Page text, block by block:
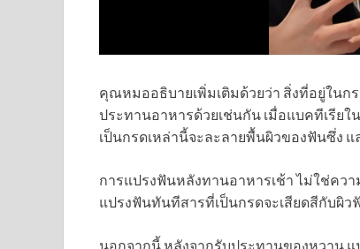
คุณหมออธิบายเพิ่มเติมด้วยว่า สิ่งที่อยู่ในก
ประทานอาหารด้วยเช่นกัน เมื่อแบคทีเรีย
เป็นกรดเหล่านี้จะละลายพื้นผิวของฟันซึ่ง แ
การแปรงฟันหลังทานอาหารเช้า ไม่ใช่คว
แปรงฟันทันทีสารที่เป็นกรดจะเสียดสีกับผิ
นอกจากนี้ หลังจากรับประทานของหวาน แ